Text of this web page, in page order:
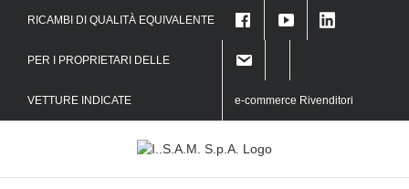
RICAMBI DI QUALITÀ EQUIVALENTE
PER I PROPRIETARI DELLE
VETTURE INDICATE e-commerce Rivenditori